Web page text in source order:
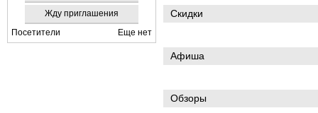
Жду приглашения
Посетители
Еще нет
Скидки
Афиша
Обзоры